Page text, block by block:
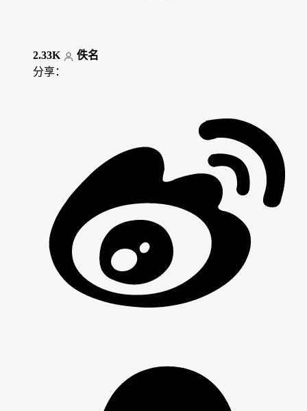
2.33K
佚名
分享：